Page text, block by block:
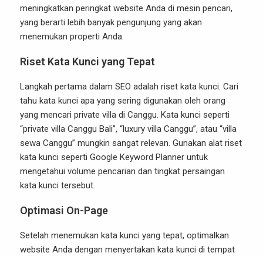
meningkatkan peringkat website Anda di mesin pencari,
yang berarti lebih banyak pengunjung yang akan
menemukan properti Anda.
Riset Kata Kunci yang Tepat
Langkah pertama dalam SEO adalah riset kata kunci. Cari
tahu kata kunci apa yang sering digunakan oleh orang
yang mencari private villa di Canggu. Kata kunci seperti
“private villa Canggu Bali”, “luxury villa Canggu”, atau “villa
sewa Canggu” mungkin sangat relevan. Gunakan alat riset
kata kunci seperti Google Keyword Planner untuk
mengetahui volume pencarian dan tingkat persaingan
kata kunci tersebut.
Optimasi On-Page
Setelah menemukan kata kunci yang tepat, optimalkan
website Anda dengan menyertakan kata kunci di tempat